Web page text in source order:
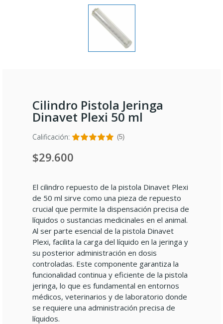
Cilindro Pistola Jeringa
Dinavet Plexi 50 ml
Calificación: (5)
$29.600
El cilindro repuesto de la pistola Dinavet Plexi
de 50 ml sirve como una pieza de repuesto
crucial que permite la dispensación precisa de
líquidos o sustancias medicinales en el animal.
Al ser parte esencial de la pistola Dinavet
Plexi, facilita la carga del líquido en la jeringa y
su posterior administración en dosis
controladas. Este componente garantiza la
funcionalidad continua y eficiente de la pistola
jeringa, lo que es fundamental en entornos
médicos, veterinarios y de laboratorio donde
se requiere una administración precisa de
líquidos.